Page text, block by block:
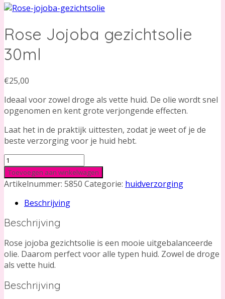
Rose Jojoba gezichtsolie
30ml
€25,00
Ideaal voor zowel droge als vette huid. De olie wordt snel
opgenomen en kent grote verjongende effecten.
Laat het in de praktijk uittesten, zodat je weet of je de
beste verzorging voor je huid hebt.
Rose
Jojoba
gezichtsolie
aantal
Toevoegen aan winkelwagen
Artikelnummer: 5850 Categorie: huidverzorging
Beschrijving
Beschrijving
Rose jojoba gezichtsolie is een mooie uitgebalanceerde
olie. Daarom perfect voor alle typen huid. Zowel de droge
als vette huid.
Beschrijving